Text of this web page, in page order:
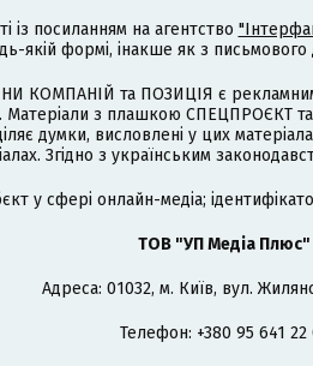
із посиланням на агентство
якій формі, інакше як з письмового
КОМПАНІЙ та ПОЗИЦІЯ є
Матеріали з плашкою
думки, висловлені у цих
Згідно з українським
у сфері онлайн-медіа;
ТОВ "УП Медіа Плюс"
Адреса: 01032, м. Київ, вул.
Телефон: +380 95 641 22